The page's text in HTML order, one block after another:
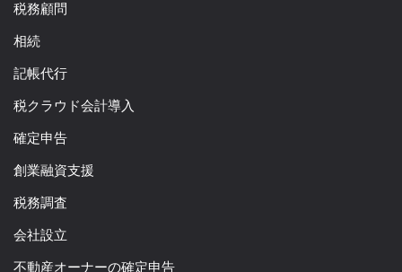
税務顧問
相続
記帳代行
税クラウド会計導入
確定申告
創業融資支援
税務調査
会社設立
不動産オーナーの確定申告